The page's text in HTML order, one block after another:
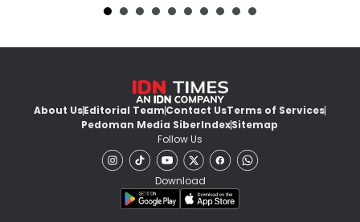
About UsEditorial TeamContact UsTerms of Services
Pedoman Media SiberIndexSitemap
Follow Us
Download